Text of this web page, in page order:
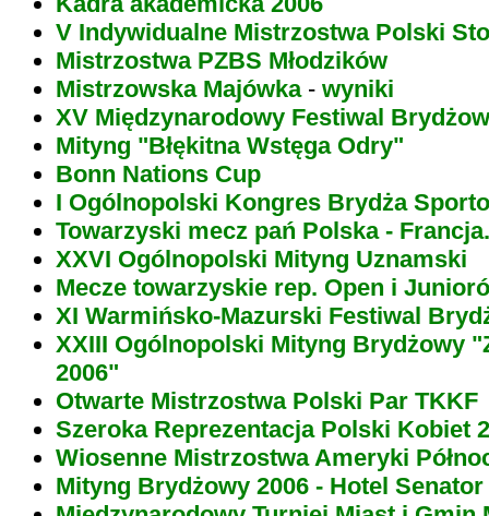
V Indywidualne Mistrzostwa Polski
Mistrzostwa PZBS Młodzików
Mistrzowska Majówka - wyniki
XV Międzynarodowy Festiwal
Mityng "Błękitna Wstęga Odry"
Bonn Nations Cup
I Ogólnopolski Kongres Brydża
Towarzyski mecz pań Polska - Francja.
XXVI Ogólnopolski Mityng Uznamski
Mecze towarzyskie rep. Open i
XI Warmińsko-Mazurski Festiwal
XXIII Ogólnopolski Mityng Brydżowy
2006"
Otwarte Mistrzostwa Polski Par TKKF
Szeroka Reprezentacja Polski Kobiet
Wiosenne Mistrzostwa Ameryki
Mityng Brydżowy 2006 - Hotel Senator